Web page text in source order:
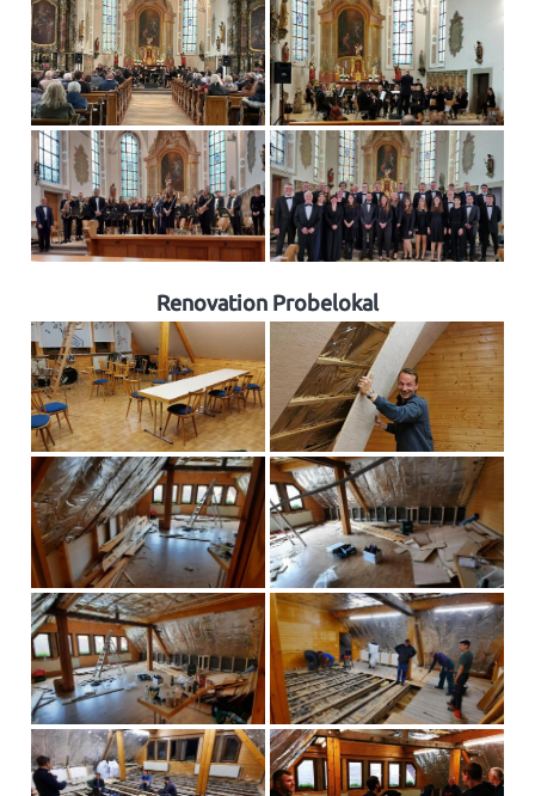
Renovation Probelokal